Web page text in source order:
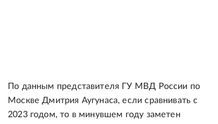
По данным представителя ГУ МВД России по
Москве Дмитрия Аугунаса, если сравнивать с
2023 годом, то в минувшем году заметен